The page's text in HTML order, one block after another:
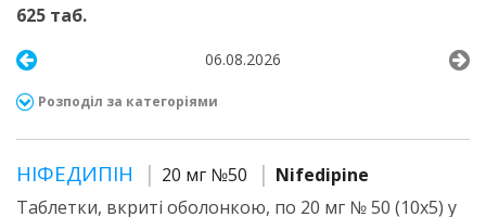
625 таб.
06.08.2026
Розподіл за категоріями
НІФЕДИПІН 20 мг №50
Nifedipine
Таблетки, вкриті оболонкою, по 20 мг № 50 (10х5) у